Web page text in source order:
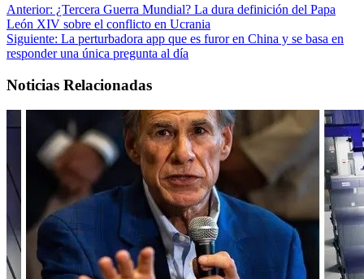
Anterior: ¿Tercera Guerra Mundial? La dura definición del Papa
León XIV sobre el conflicto en Ucrania
Siguiente: La perturbadora app que es furor en China y se basa en
responder una única pregunta al día
Noticias Relacionadas